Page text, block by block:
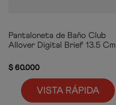
Pantaloneta de Baño Club
Allover Digital Brief 13.5 Cm
$60.000
VISTA RÁPIDA